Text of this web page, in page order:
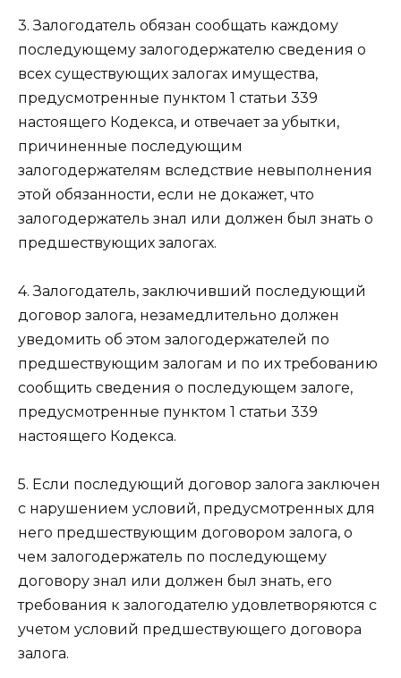
3. Залогодатель обязан сообщать каждому
последующему залогодержателю сведения о
всех существующих залогах имущества,
предусмотренные пунктом 1 статьи 339
настоящего Кодекса, и отвечает за убытки,
причиненные последующим
залогодержателям вследствие невыполнения
этой обязанности, если не докажет, что
залогодержатель знал или должен был знать о
предшествующих залогах.
4. Залогодатель, заключивший последующий
договор залога, незамедлительно должен
уведомить об этом залогодержателей по
предшествующим залогам и по их требованию
сообщить сведения о последующем залоге,
предусмотренные пунктом 1 статьи 339
настоящего Кодекса.
5. Если последующий договор залога заключен
с нарушением условий, предусмотренных для
него предшествующим договором залога, о
чем залогодержатель по последующему
договору знал или должен был знать, его
требования к залогодателю удовлетворяются с
учетом условий предшествующего договора
залога.